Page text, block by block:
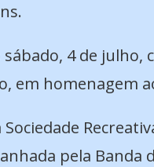
4 de
em homenagem
pela Banda